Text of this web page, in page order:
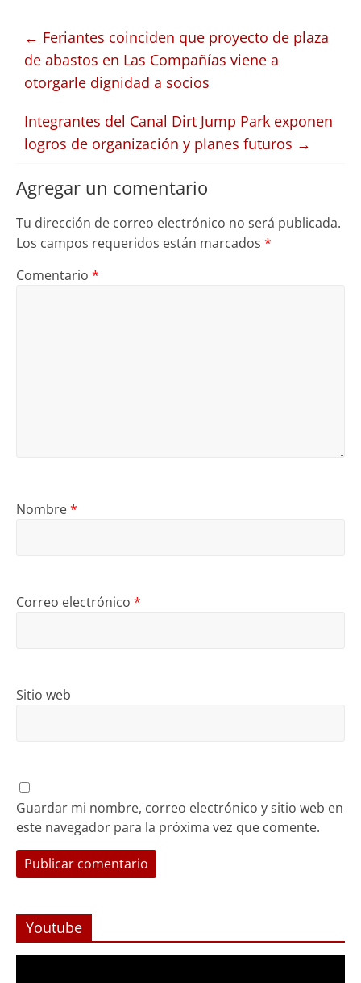
← Feriantes coinciden que proyecto de plaza
de abastos en Las Compañías viene a
otorgarle dignidad a socios
Integrantes del Canal Dirt Jump Park exponen
logros de organización y planes futuros →
Agregar un comentario
Tu dirección de correo electrónico no será publicada.
Los campos requeridos están marcados *
Comentario *
Nombre*
Correo electrónico *
Sitio web
Guardar mi nombre, correo electrónico y sitio web en
este navegador para la próxima vez que comente.
Youtube